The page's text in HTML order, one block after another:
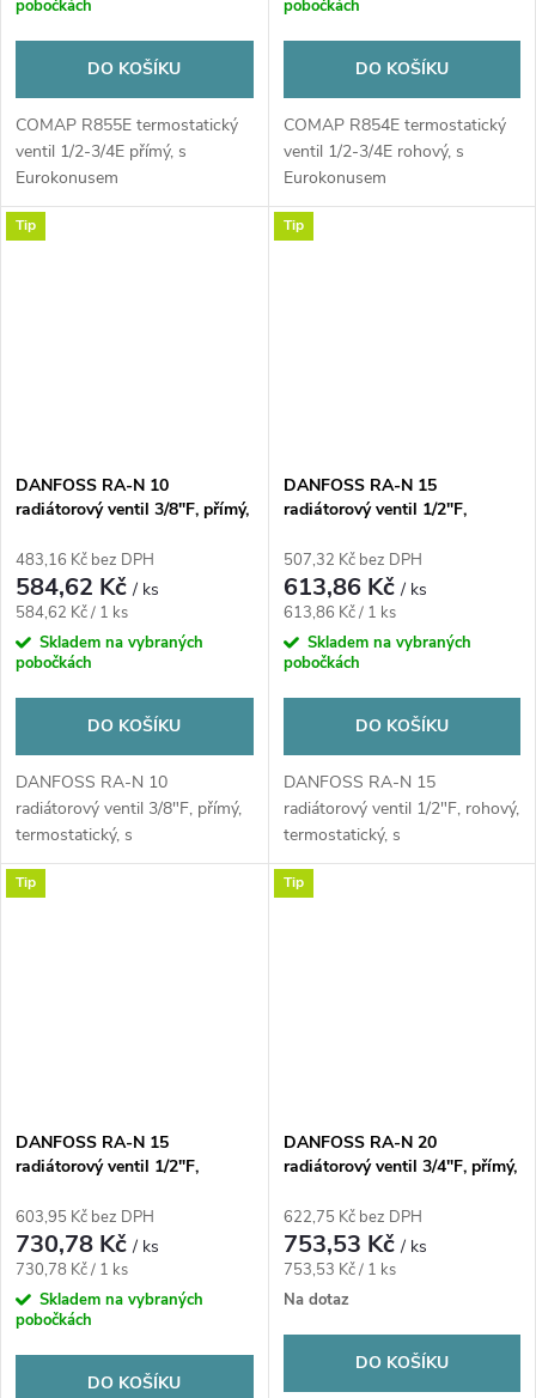
pobočkách
DO KOŠÍKU
COMAP R855E termostatický
ventil 1/2-3/4E přímý, s
Eurokonusem
pobočkách
DO KOŠÍKU
COMAP R854E termostatický
ventil 1/2-3/4E rohový, s
Eurokonusem
Tip
DANFOSS RA-N 10
radiátorový ventil 3/8"F, přímý,
přednastavením
483,16 Kč bez DPH
584,62 Kč/ ks
Měrná
cena:
584,62 Kč / 1 ks
Skladem na vybraných
pobočkách
DO KOŠÍKU
DANFOSS RA-N 10
radiátorový ventil 3/8"F, přímý,
termostatický, s
přednastavením
Tip
DANFOSS RA-N 15
radiátorový ventil 1/2"F,
přednastavením průtoku
507,32 Kč bez DPH
613,86 Kč/ ks
Měrná
cena:
613,86 Kč / 1 ks
Skladem na vybraných
pobočkách
DO KOŠÍKU
DANFOSS RA-N 15
radiátorový ventil 1/2"F, rohový,
termostatický, s
přednastavením průtoku
Tip
DANFOSS RA-N 15
radiátorový ventil 1/2"F,
přednastavením průtoku
603,95 Kč bez DPH
730,78 Kč/ ks
Měrná
cena:
730,78 Kč / 1 ks
Skladem na vybraných
pobočkách
DO KOŠÍKU
Tip
DANFOSS RA-N 20
radiátorový ventil 3/4"F, přímý,
přednastavením průtoku
622,75 Kč bez DPH
753,53 Kč/ ks
Měrná
cena:
753,53 Kč / 1 ks
Na dotaz
DO KOŠÍKU